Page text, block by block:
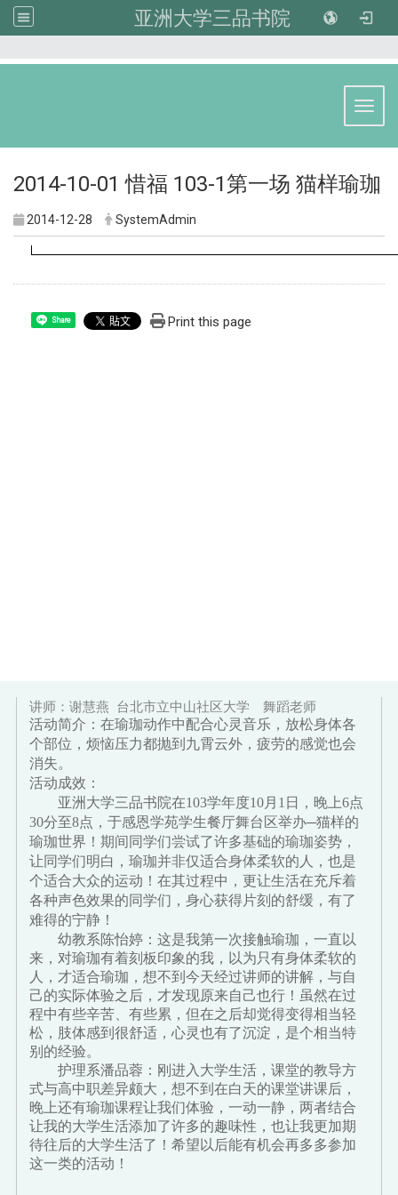
亚洲大学三品书院
2014-10-01 惜福 103-1第一场 猫样瑜珈
2014-12-28 SystemAdmin
Share Print this page
讲师：谢慧燕 台北市立中山社区大学 舞蹈老师
活动简介：在瑜珈动作中配合心灵音乐，放松身体各
个部位，烦恼压力都抛到九霄云外，疲劳的感觉也会
消失。
活动成效：
亚洲大学三品书院在103学年度10月1日，晚上6点
30分至8点，于感恩学苑学生餐厅舞台区举办─猫样的
瑜珈世界！期间同学们尝试了许多基础的瑜珈姿势，
让同学们明白，瑜珈并非仅适合身体柔软的人，也是
个适合大众的运动！在其过程中，更让生活在充斥着
各种声色效果的同学们，身心获得片刻的舒缓，有了
难得的宁静！
幼教系陈怡婷：这是我第一次接触瑜珈，一直以
来，对瑜珈有着刻板印象的我，以为只有身体柔软的
人，才适合瑜珈，想不到今天经过讲师的讲解，与自
己的实际体验之后，才发现原来自己也行！虽然在过
程中有些辛苦、有些累，但在之后却觉得变得相当轻
松，肢体感到很舒适，心灵也有了沉淀，是个相当特
别的经验。
护理系潘品蓉：刚进入大学生活，课堂的教导方
式与高中职差异颇大，想不到在白天的课堂讲课后，
晚上还有瑜珈课程让我们体验，一动一静，两者结合
让我的大学生活添加了许多的趣味性，也让我更加期
待往后的大学生活了！希望以后能有机会再多多参加
这一类的活动！